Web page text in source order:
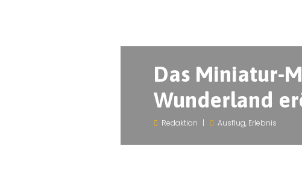
Das Miniatur-
Wunderland
Redaktion Ausflug, Erlebnis